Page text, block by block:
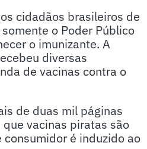
cidadãos brasileiros de
o Poder Público
o imunizante. A
diversas
de vacinas contra o
de duas mil páginas
vacinas piratas são
é induzido ao